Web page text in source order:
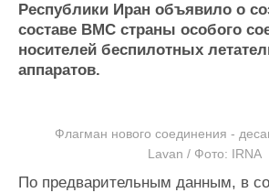
Судостроение
Пульс
Новости
Работа
Журнал
Торговая
Доска
Материалы
Услуги
Республики Иран объявило о
составе ВМС страны особого
носителей беспилотных
аппаратов.
Флагман нового соединения -
Lavan / Фото: IRNA
По предварительным данным, в